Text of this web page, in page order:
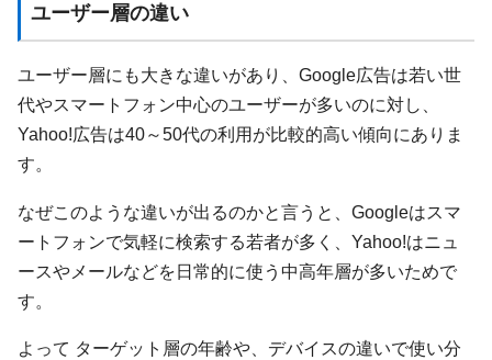
ユーザー層の違い
ユーザー層にも大きな違いがあり、Google広告は若い世
代やスマートフォン中心のユーザーが多いのに対し、
Yahoo!広告は40～50代の利用が比較的高い傾向にありま
す。
なぜこのような違いが出るのかと言うと、Googleはスマ
ートフォンで気軽に検索する若者が多く、Yahoo!はニュ
ースやメールなどを日常的に使う中高年層が多いためで
す。
よって ターゲット層の年齢や、デバイスの違いで使い分